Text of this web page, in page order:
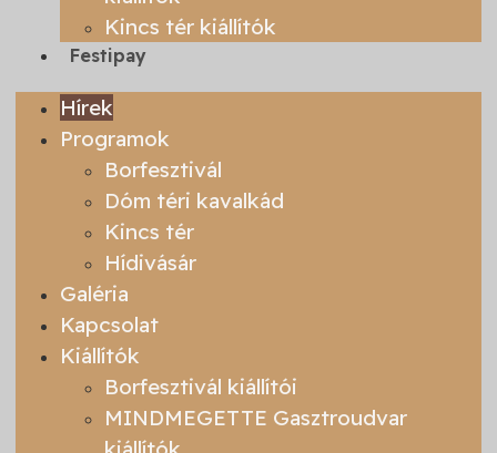
Kincs tér kiállítók
Festipay
Hírek
Programok
Borfesztivál
Dóm téri kavalkád
Kincs tér
Hídivásár
Galéria
Kapcsolat
Kiállítók
Borfesztivál kiállítói
MINDMEGETTE Gasztroudvar